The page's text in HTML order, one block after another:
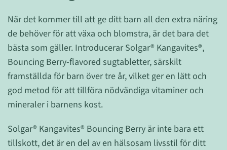
När det kommer till att ge ditt barn all den extra näring
de behöver för att växa och blomstra, är det bara det
bästa som gäller. Introducerar Solgar® Kangavites®,
Bouncing Berry-flavored sugtabletter, särskilt
framställda för barn över tre år, vilket ger en lätt och
god metod för att tillföra nödvändiga vitaminer och
mineraler i barnens kost.
Solgar® Kangavites® Bouncing Berry är inte bara ett
tillskott, det är en del av en hälsosam livsstil för ditt